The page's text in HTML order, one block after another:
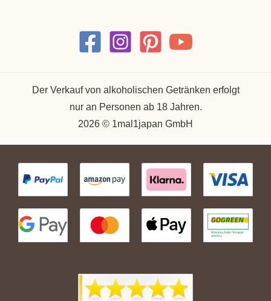
Der Verkauf von alkoholischen Getränken erfolgt
nur an Personen ab 18 Jahren.
2026 © 1mal1japan GmbH